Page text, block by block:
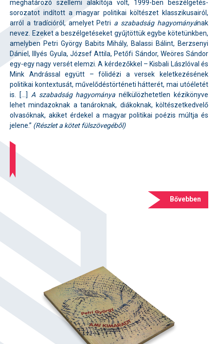
meghatározó szellemi alakítója volt, 1999-ben beszélgetés-
sorozatot indított a magyar politikai költészet klasszikusairól,
arról a tradícióról, amelyet Petri a szabadság hagyományának
nevez. Ezeket a beszélgetéseket gyűjtöttük egybe kötetünkben,
amelyben Petri György Babits Mihály, Balassi Bálint, Berzsenyi
Dániel, Illyés Gyula, József Attila, Petőfi Sándor, Weöres Sándor
egy-egy nagy versét elemzi. A kérdezőkkel – Kisbali Lászlóval és
Mink Andrással együtt – fölidézi a versek keletkezésének
politikai kontextusát, művelődéstörténeti hátterét, mai utóéletét
is. […] A szabadság hagyománya nélkülözhetetlen kézikönyve
lehet mindazoknak a tanároknak, diákoknak, költészetkedvelő
olvasóknak, akiket érdekel a magyar politikai poézis múltja és
jelene.” (Részlet a kötet fülszövegéből)
Bővebben